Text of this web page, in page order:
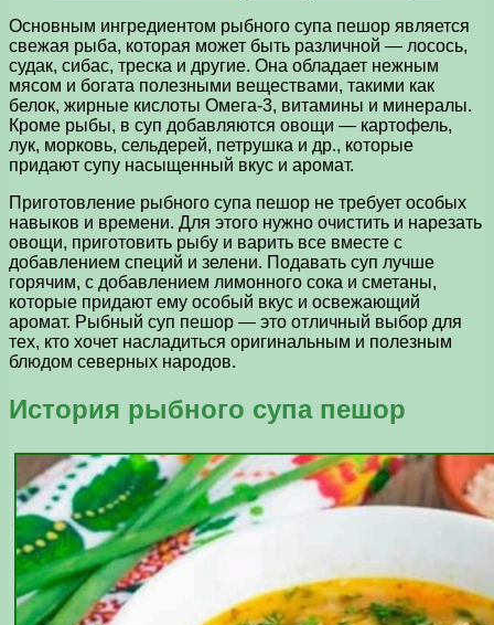
Основным ингредиентом рыбного супа пешор является
свежая рыба, которая может быть различной — лосось,
судак, сибас, треска и другие. Она обладает нежным
мясом и богата полезными веществами, такими как
белок, жирные кислоты Омега-3, витамины и минералы.
Кроме рыбы, в суп добавляются овощи — картофель,
лук, морковь, сельдерей, петрушка и др., которые
придают супу насыщенный вкус и аромат.
Приготовление рыбного супа пешор не требует особых
навыков и времени. Для этого нужно очистить и нарезать
овощи, приготовить рыбу и варить все вместе с
добавлением специй и зелени. Подавать суп лучше
горячим, с добавлением лимонного сока и сметаны,
которые придают ему особый вкус и освежающий
аромат. Рыбный суп пешор — это отличный выбор для
тех, кто хочет насладиться оригинальным и полезным
блюдом северных народов.
История рыбного супа пешор